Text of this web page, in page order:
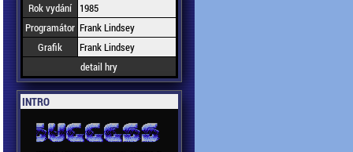
Rok vydání
1985
Programátor Frank Lindsey
Grafik
Frank Lindsey
detail hry
INTRO